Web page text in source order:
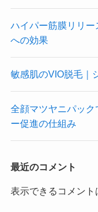
ハイパー筋膜リリ
への効果
敏感肌のVIO脱毛｜
全顔マツヤニパッ
ー促進の仕組み
最近のコメント
表示できるコメント